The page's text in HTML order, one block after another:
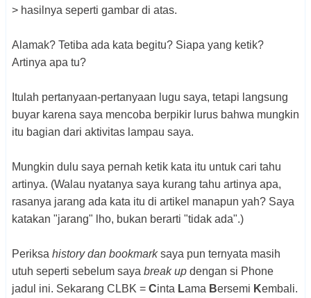
> hasilnya seperti gambar di atas.
Alamak? Tetiba ada kata begitu? Siapa yang ketik?
Artinya apa tu?
Itulah pertanyaan-pertanyaan lugu saya, tetapi langsung
buyar karena saya mencoba berpikir lurus bahwa mungkin
itu bagian dari aktivitas lampau saya.
Mungkin dulu saya pernah ketik kata itu untuk cari tahu
artinya. (Walau nyatanya saya kurang tahu artinya apa,
rasanya jarang ada kata itu di artikel manapun yah? Saya
katakan "jarang" lho, bukan berarti "tidak ada".)
Periksa history dan bookmarksaya pun ternyata masih
utuh seperti sebelum saya break up dengan si Phone
jadul ini. Sekarang CLBK = Cinta Lama Bersemi Kembali.